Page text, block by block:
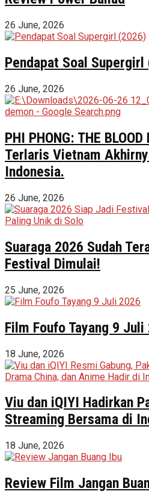
26 June, 2026
Pendapat Soal
26 June, 2026
PHI PHONG: THE
Terlaris Vietnam
Indonesia.
26 June, 2026
Suaraga 2026 Sudah
Festival Dimulai!
25 June, 2026
Film Foufo Tayang 9 Juli
18 June, 2026
Viu dan iQIYI Hadirkan
Streaming Bersama di
18 June, 2026
Review Film Jangan